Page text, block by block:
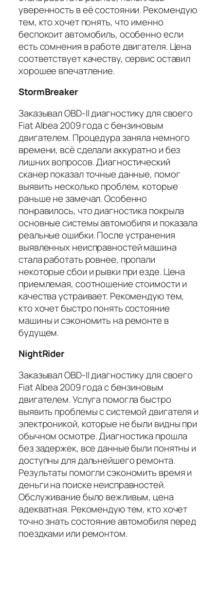
уверенность в её состоянии. Рекомендую
тем, кто хочет понять, что именно
беспокоит автомобиль, особенно если
есть сомнения в работе двигателя. Цена
соответствует качеству, сервис оставил
хорошее впечатление.
StormBreaker
Заказывал OBD-II диагностику для своего
Fiat Albea 2009 года с бензиновым
двигателем. Процедура заняла немного
времени, всё сделали аккуратно и без
лишних вопросов. Диагностический
сканер показал точные данные, помог
выявить несколько проблем, которые
раньше не замечал. Особенно
понравилось, что диагностика покрыла
основные системы автомобиля и показала
реальные ошибки. После устранения
выявленных неисправностей машина
стала работать ровнее, пропали
некоторые сбои и рывки при езде. Цена
приемлемая, соотношение стоимости и
качества устраивает. Рекомендую тем,
кто хочет быстро понять состояние
машины и сэкономить на ремонте в
будущем.
NightRider
Заказывал OBD-II диагностику для своего
Fiat Albea 2009 года с бензиновым
двигателем. Услуга помогла быстро
выявить проблемы с системой двигателя и
электроникой, которые не были видны при
обычном осмотре. Диагностика прошла
без задержек, все данные были понятны и
доступны для дальнейшего ремонта.
Результаты помогли сэкономить время и
деньги на поиске неисправностей.
Обслуживание было вежливым, цена
адекватная. Рекомендую тем, кто хочет
точно знать состояние автомобиля перед
поездками или ремонтом.